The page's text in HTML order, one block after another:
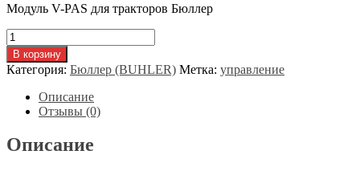
Модуль V-PAS для тракторов Бюллер
Количество
товара
Модуль
V-
PAS
В корзину
Категория: Бюллер (BUHLER) Метка: управление
Описание
Отзывы (0)
Описание